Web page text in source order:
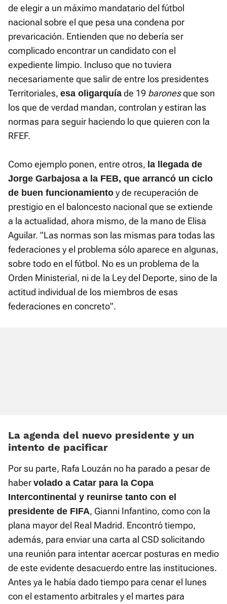
de elegir a un máximo mandatario del fútbol
nacional sobre el que pesa una condena por
prevaricación. Entienden que no debería ser
complicado encontrar un candidato con el
expediente limpio. Incluso que no tuviera
necesariamente que salir de entre los presidentes
Territoriales, esa oligarquía de 19 baronesque son
los que de verdad mandan, controlan y estiran las
normas para seguir haciendo lo que quieren con la
RFEF.
Como ejemplo ponen, entre otros, la llegada de
Jorge Garbajosa a la FEB, que arrancó un ciclo
de buen funcionamiento y de recuperación de
prestigio en el baloncesto nacional que se extiende
a la actualidad, ahora mismo, de la mano de Elisa
Aguilar. "Las normas son las mismas para todas las
federaciones y el problema sólo aparece en algunas,
sobre todo en el fútbol. No es un problema de la
Orden Ministerial, ni de la Ley del Deporte, sino de la
actitud individual de los miembros de esas
federaciones en concreto".
La agenda del nuevo presidente y un
intento de pacificar
Por su parte, Rafa Louzán no ha parado a pesar de
haber volado a Catar para la Copa
Intercontinental y reunirse tanto con el
presidente de FIFA, Gianni Infantino, como con la
plana mayor del Real Madrid. Encontró tiempo,
además, para enviar una carta al CSD solicitando
una reunión para intentar acercar posturas en medio
de este evidente desacuerdo entre las instituciones.
Antes ya le había dado tiempo para cenar el lunes
con el estamento arbitrales y el martes para